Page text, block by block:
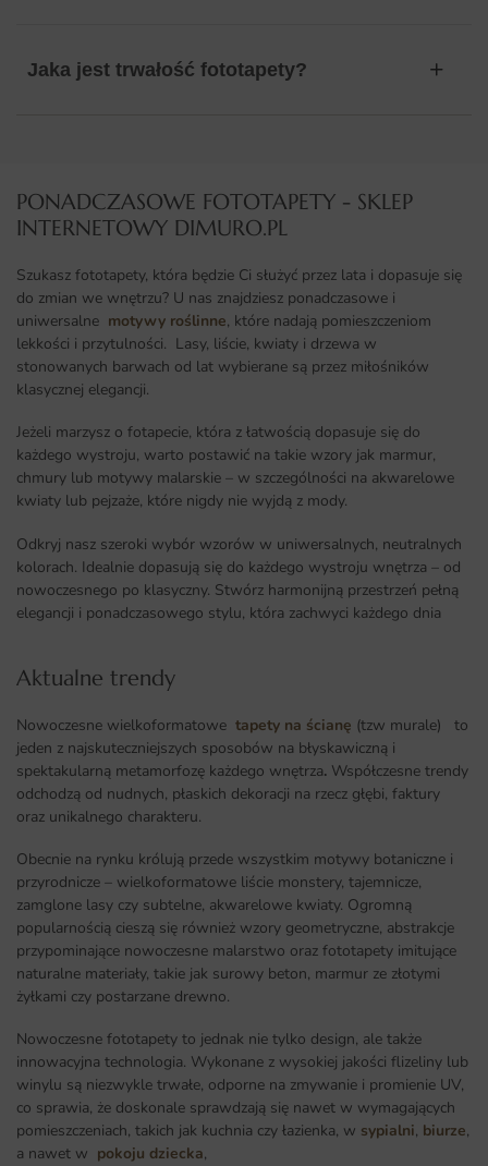
Jaka jest trwałość fototapety?
PONADCZASOWE FOTOTAPETY - SKLEP
INTERNETOWY DIMURO.PL​
Szukasz fototapety, która będzie Ci służyć przez lata i dopasuje się
do zmian we wnętrzu? U nas znajdziesz ponadczasowe i
uniwersalne motywy roślinne, które nadają pomieszczeniom
lekkości i przytulności. Lasy, liście, kwiaty i drzewa w
stonowanych barwach od lat wybierane są przez miłośników
klasycznej elegancji.
Jeżeli marzysz o fotapecie, która z łatwością dopasuje się do
każdego wystroju, warto postawić na takie wzory jak marmur,
chmury lub motywy malarskie – w szczególności na akwarelowe
kwiaty lub pejzaże, które nigdy nie wyjdą z mody.
Odkryj nasz szeroki wybór wzorów w uniwersalnych, neutralnych
kolorach. Idealnie dopasują się do każdego wystroju wnętrza – od
nowoczesnego po klasyczny. Stwórz harmonijną przestrzeń pełną
elegancji i ponadczasowego stylu, która zachwyci każdego dnia
Aktualne trendy​
Nowoczesne wielkoformatowe tapety na ścianę (tzw murale) to
jeden z najskuteczniejszych sposobów na błyskawiczną i
spektakularną metamorfozę każdego wnętrza. Współczesne trendy
odchodzą od nudnych, płaskich dekoracji na rzecz głębi, faktury
oraz unikalnego charakteru.
Obecnie na rynku królują przede wszystkim motywy botaniczne i
przyrodnicze – wielkoformatowe liście monstery, tajemnicze,
zamglone lasy czy subtelne, akwarelowe kwiaty. Ogromną
popularnością cieszą się również wzory geometryczne, abstrakcje
przypominające nowoczesne malarstwo oraz fototapety imitujące
naturalne materiały, takie jak surowy beton, marmur ze złotymi
żyłkami czy postarzane drewno.
Nowoczesne fototapety to jednak nie tylko design, ale także
innowacyjna technologia. Wykonane z wysokiej jakości flizeliny lub
winylu są niezwykle trwałe, odporne na zmywanie i promienie UV,
co sprawia, że doskonale sprawdzają się nawet w wymagających
pomieszczeniach, takich jak kuchnia czy łazienka, w sypialni, biurze,
a nawet w pokoju dziecka,